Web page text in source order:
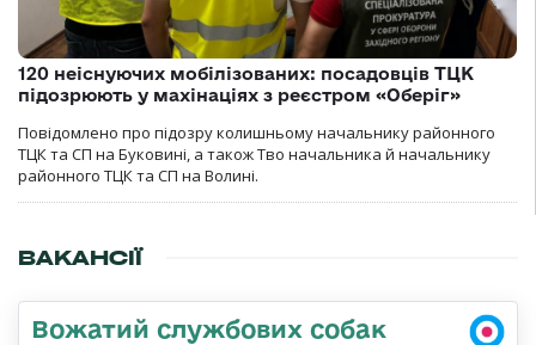
120 неіснуючих мобілізованих: посадовців ТЦК
підозрюють у махінаціях з реєстром «Оберіг»
Повідомлено про підозру колишньому начальнику районного
ТЦК та СП на Буковині, а також Тво начальника й начальнику
районного ТЦК та СП на Волині.
ВАКАНСІЇ
Вожатий службових собак